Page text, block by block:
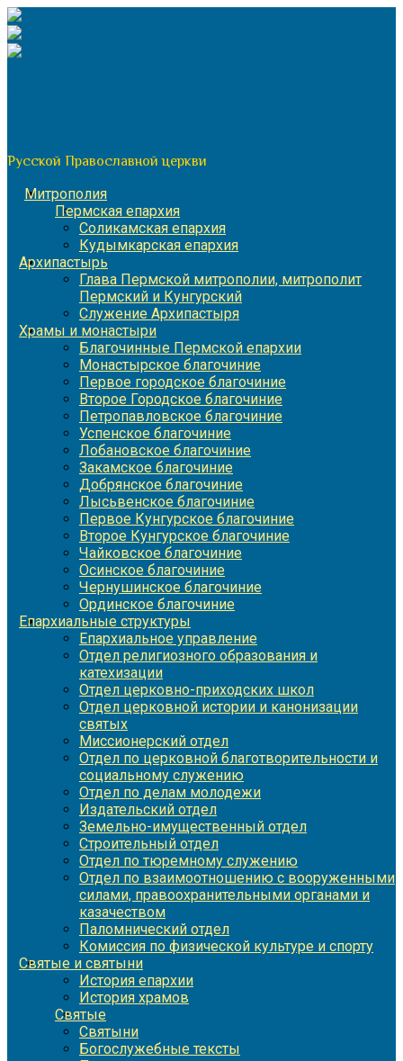
Перейти
к
содержимому
Русской Православной церкви
Митрополия
Пермская епархия
Соликамская епархия
Кудымкарская епархия
Архипастырь
Глава Пермской митрополии, митрополит
Пермский и Кунгурский
Служение Архипастыря
Храмы и монастыри
Благочинные Пермской епархии
Монастырское благочиние
Первое городское благочиние
Второе Городское благочиние
Петропавловское благочиние
Успенское благочиние
Лобановское благочиние
Закамское благочиние
Добрянское благочиние
Лысьвенское благочиние
Первое Кунгурское благочиние
Второе Кунгурское благочиние
Чайковское благочиние
Осинское благочиние
Чернушинское благочиние
Ординское благочиние
Епархиальные структуры
Епархиальное управление
Отдел религиозного образования и
катехизации
Отдел церковно-приходских школ
Отдел церковной истории и канонизации
святых
Миссионерский отдел
Отдел по церковной благотворительности и
социальному служению
Отдел по делам молодежи
Издательский отдел
Земельно-имущественный отдел
Строительный отдел
Отдел по тюремному служению
Отдел по взаимоотношению с вооруженными
силами, правоохранительными органами и
казачеством
Паломнический отдел
Комиссия по физической культуре и спорту
Святые и святыни
История епархии
История храмов
Святые
Святыни
Богослужебные тексты